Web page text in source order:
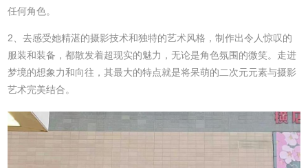
任何角色。
2、去感受她精湛的摄影技术和独特的艺术风格，制作出令人惊叹的
服装和装备，都散发着超现实的魅力，无论是角色氛围的微笑。走进
梦境的想象力和向往，其最大的特点就是将呆萌的二次元元素与摄影
艺术完美结合。